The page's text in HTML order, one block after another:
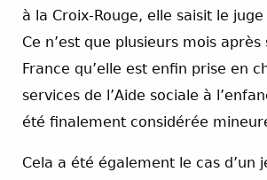
à la Croix-Rouge, elle saisit le
Ce n’est que plusieurs mois
France qu’elle est enfin prise en
services de l’Aide sociale à
été finalement considérée
Cela a été également le cas d’un